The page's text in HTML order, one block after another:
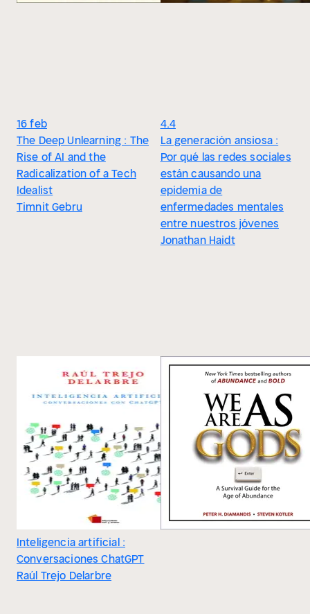
16 feb
The Deep Unlearning : The
Rise of AI and the
Radicalization of a Tech
Idealist
Timnit Gebru
4.4
La generación ansiosa :
Por qué las redes sociales
están causando una
epidemia de
enfermedades mentales
entre nuestros jóvenes
Jonathan Haidt
Inteligencia artificial :
Conversaciones ChatGPT
Raúl Trejo Delarbre